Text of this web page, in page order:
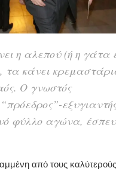
η αλεπού (ή η γάτα
τα κάνει
Ο γνωστός
φύλλο αγώνα,
από τους